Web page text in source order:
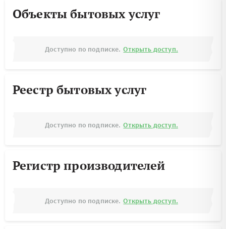
Объекты бытовых услуг
Доступно по подписке. Открыть доступ.
Реестр бытовых услуг
Доступно по подписке. Открыть доступ.
Регистр производителей
Доступно по подписке. Открыть доступ.